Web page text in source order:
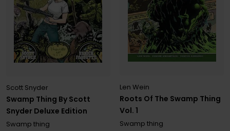
Swamp Thing By Scott
Snyder Deluxe Edition
Scott Snyder
Swamp thing
Roots Of The Swamp Thing
Vol. 1
Len Wein
Swamp thing